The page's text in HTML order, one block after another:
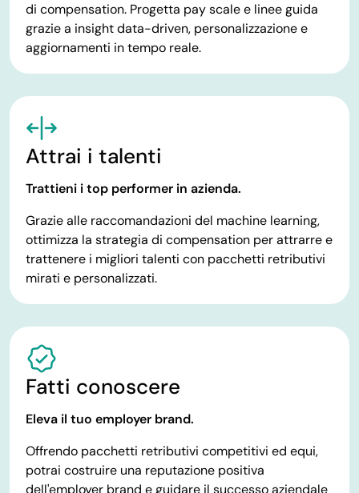
di compensation. Progetta pay scale e linee guida
grazie a insight data-driven, personalizzazione e
aggiornamenti in tempo reale.
Attrai i talenti
Trattieni i top performer in azienda.
Grazie alle raccomandazioni del machine learning,
ottimizza la strategia di compensation per attrarre e
trattenere i migliori talenti con pacchetti retributivi
mirati e personalizzati.
Fatti conoscere
Eleva il tuo employer brand.
Offrendo pacchetti retributivi competitivi ed equi,
potrai costruire una reputazione positiva
dell'employer brand e guidare il successo aziendale